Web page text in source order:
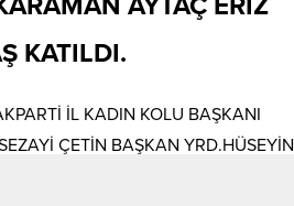
KATILDI.
İL KADIN KOLU BAŞKANI
ÇETİN BAŞKAN YRD.HÜSEYİN